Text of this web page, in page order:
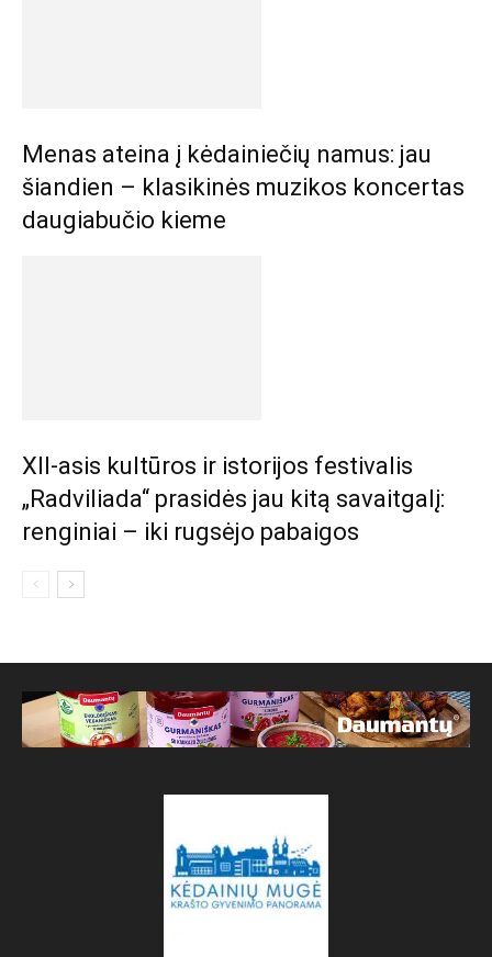
Menas ateina į kėdainiečių namus: jau
šiandien – klasikinės muzikos koncertas
daugiabučio kieme
XII-asis kultūros ir istorijos festivalis
„Radviliada“ prasidės jau kitą savaitgalį:
renginiai – iki rugsėjo pabaigos